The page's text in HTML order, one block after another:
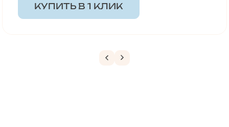
КУПИТЬ В 1 КЛИК